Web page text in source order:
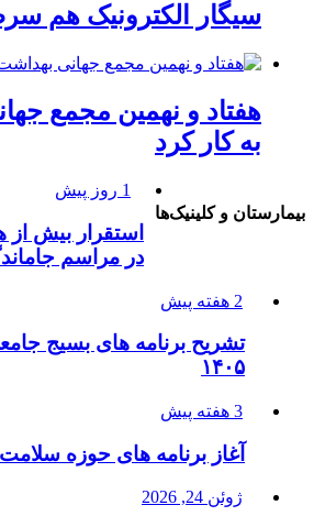
سیگار الکترونیک هم
هفتاد و نهمین مجمع
به کار کرد
بیمارستان و کلینیک‌ها
1 روز پیش
استقرار بیش از
در مراسم
2 هفته پیش
تشریح برنامه های بسیج
۱۴۰۵
3 هفته پیش
آغاز برنامه های حوزه
ژوئن 24, 2026